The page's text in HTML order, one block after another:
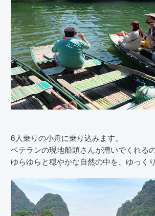
6人乗りの小舟に乗り込みます。
ベテランの現地船頭さんが漕いでくれる
ゆらゆらと穏やかな自然の中を、ゆっく